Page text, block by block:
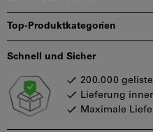
Top-Produktkategorien
Schnell und Sicher
200.000
Lieferung
Maximale